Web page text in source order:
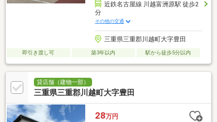
近鉄名古屋線 川越富洲原駅 徒歩2
分
その他の交通
三重県三重郡川越町大字豊田
即引き渡し可 築3年以内 駅から徒歩5分以内
貸店舗（建物一部）
三重県三重郡川越町大字豊田
28万円